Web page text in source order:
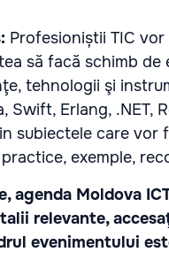
Profesioniștii TIC
să facă schimb
tehnologii şi
Swift, Erlang, .NET,
subiectele care vor
exemple,
agenda Moldova
relevante,
evenimentului